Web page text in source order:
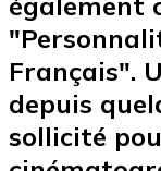
Français".
depuis
sollicité